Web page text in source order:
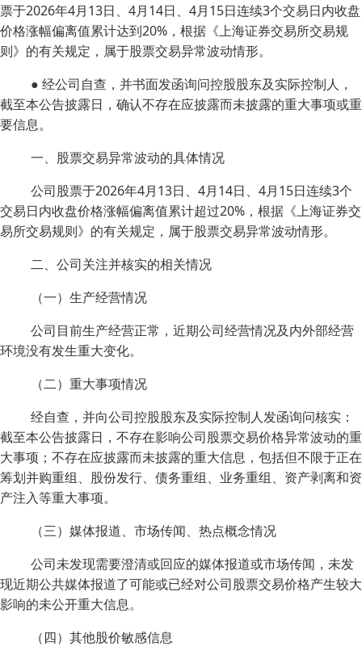
票于2026年4月13日、4月14日、4月15日连续3个交易日内收盘
价格涨幅偏离值累计达到20%，根据《上海证券交易所交易规
则》的有关规定，属于股票交易异常波动情形。
● 经公司自查，并书面发函询问控股股东及实际控制人，
截至本公告披露日，确认不存在应披露而未披露的重大事项或重
要信息。
一、股票交易异常波动的具体情况
公司股票于2026年4月13日、4月14日、4月15日连续3个
交易日内收盘价格涨幅偏离值累计超过20%，根据《上海证券交
易所交易规则》的有关规定，属于股票交易异常波动情形。
二、公司关注并核实的相关情况
（一）生产经营情况
公司目前生产经营正常，近期公司经营情况及内外部经营
环境没有发生重大变化。
（二）重大事项情况
经自查，并向公司控股股东及实际控制人发函询问核实：
截至本公告披露日，不存在影响公司股票交易价格异常波动的重
大事项；不存在应披露而未披露的重大信息，包括但不限于正在
筹划并购重组、股份发行、债务重组、业务重组、资产剥离和资
产注入等重大事项。
（三）媒体报道、市场传闻、热点概念情况
公司未发现需要澄清或回应的媒体报道或市场传闻，未发
现近期公共媒体报道了可能或已经对公司股票交易价格产生较大
影响的未公开重大信息。
（四）其他股价敏感信息